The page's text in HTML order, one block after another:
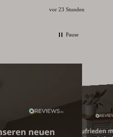
vor 23 Stunden
Pause